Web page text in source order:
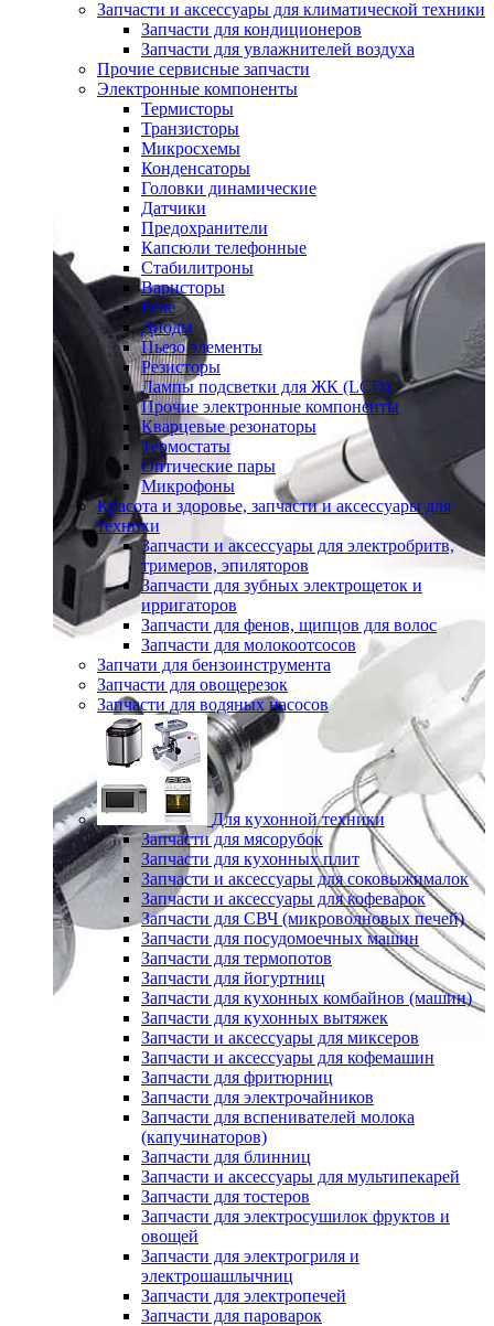
Запчасти и аксессуары для климатической техники
Запчасти для кондиционеров
Запчасти для увлажнителей воздуха
Прочие сервисные запчасти
Электронные компоненты
Термисторы
Транзисторы
Микросхемы
Конденсаторы
Головки динамические
Датчики
Предохранители
Капсюли телефонные
Стабилитроны
Варисторы
Реле
Диоды
Пьезо элементы
Резисторы
Лампы подсветки для ЖК (LCD)
Прочие электронные компоненты
Кварцевые резонаторы
Термостаты
Оптические пары
Микрофоны
Красота и здоровье, запчасти и аксессуары для
техники
Запчасти и аксессуары для электробритв,
тримеров, эпиляторов
Запчасти для зубных электрощеток и
ирригаторов
Запчасти для фенов, щипцов для волос
Запчасти для молокоотсосов
Запчати для бензоинструмента
Запчасти для овощерезок
Запчасти для водяных насосов
Для кухонной техники
Запчасти для мясорубок
Запчасти для кухонных плит
Запчасти и аксессуары для соковыжималок
Запчасти и аксессуары для кофеварок
Запчасти для СВЧ (микроволновых печей)
Запчасти для посудомоечных машин
Запчасти для термопотов
Запчасти для йогуртниц
Запчасти для кухонных комбайнов (машин)
Запчасти для кухонных вытяжек
Запчасти и аксессуары для миксеров
Запчасти и аксессуары для кофемашин
Запчасти для фритюрниц
Запчасти для электрочайников
Запчасти для вспенивателей молока
(капучинаторов)
Запчасти для блинниц
Запчасти и аксессуары для мультипекарей
Запчасти для тостеров
Запчасти для электросушилок фруктов и
овощей
Запчасти для электрогриля и
электрошашлычниц
Запчасти для электропечей
Запчасти для пароварок